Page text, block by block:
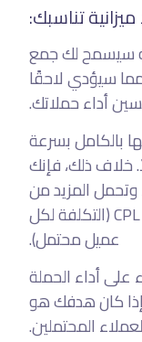
سيسمح لك جمع
مما سيؤدي لاحقًا
أداء حملاتك.
بالكامل بسرعة
خلاف ذلك، فإنك
وتحمل المزيد من
الأعباء المالية بسبب ارتفاع معدل CPL (التكلفة لكل
عميل محتمل).
على أداء الحملة
كان هدفك هو
المحتملين.